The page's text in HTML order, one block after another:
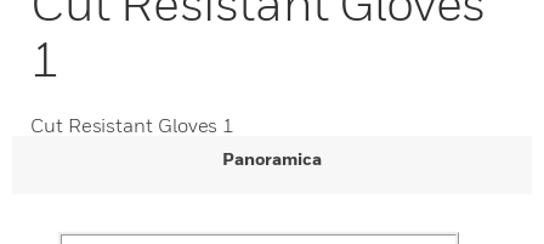
1
Cut Resistant Gloves 1
Panoramica